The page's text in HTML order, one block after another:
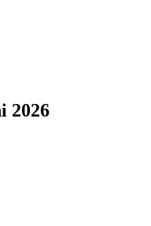
2026